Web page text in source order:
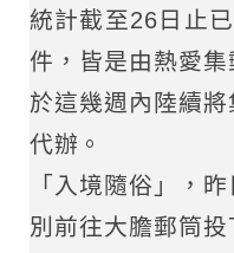
統計截至26日止
件，皆是由熱愛
於這幾週內陸續
代辦。
「入境隨俗」，
別前往大膽郵筒